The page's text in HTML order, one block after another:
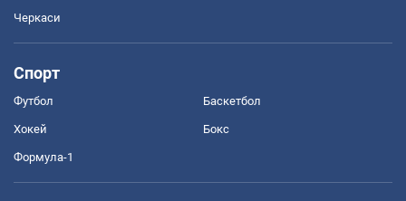
Черкаси
Спорт
Футбол Баскетбол
Хокей Бокс
Формула-1